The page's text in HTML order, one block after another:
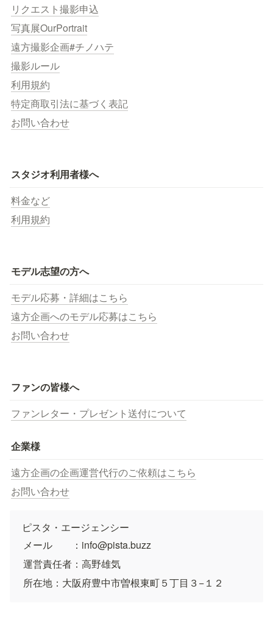
リクエスト撮影申込
写真展OurPortrait
遠方撮影企画#チノハテ
撮影ルール
利用規約
特定商取引法に基づく表記
お問い合わせ
スタジオ利用者様へ
料金など
利用規約
モデル志望の方へ
モデル応募・詳細はこちら
遠方企画へのモデル応募はこちら
お問い合わせ
ファンの皆様へ
ファンレター・プレゼント送付について
企業様
遠方企画の企画運営代行のご依頼はこちら
お問い合わせ
ピスタ・エージェンシー
メール　　：info@pista.buzz
運営責任者：高野雄気
所在地：大阪府豊中市曽根東町５丁目３−１２